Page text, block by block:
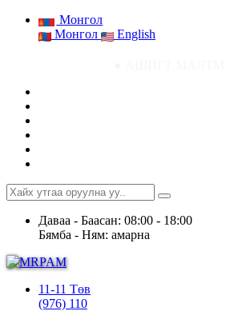
Монгол
Монгол
English
Даваа - Баасан: 08:00 - 18:00
Бямба - Ням: амарна
11-11 Төв
(976) 110